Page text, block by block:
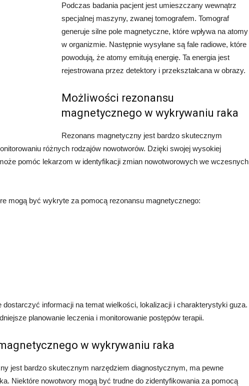
Podczas badania pacjent jest umieszczany wewnątrz
specjalnej maszyny, zwanej tomografem. Tomograf
generuje silne pole magnetyczne, które wpływa na atomy
w organizmie. Następnie wysyłane są fale radiowe, które
powodują, że atomy emitują energię. Ta energia jest
rejestrowana przez detektory i przekształcana w obrazy.
Możliwości rezonansu
magnetycznego w wykrywaniu raka
Rezonans magnetyczny jest bardzo skutecznym
różnych rodzajów nowotworów. Dzięki swojej wysokiej
pomóc lekarzom w identyfikacji zmian nowotworowych we wczesnych
mogą być wykryte za pomocą rezonansu magnetycznego:
informacji na temat wielkości, lokalizacji i charakterystyki guza.
planowanie leczenia i monitorowanie postępów terapii.
w wykrywaniu raka
jest bardzo skutecznym narzędziem diagnostycznym, ma pewne
Niektóre nowotwory mogą być trudne do zidentyfikowania za pomocą